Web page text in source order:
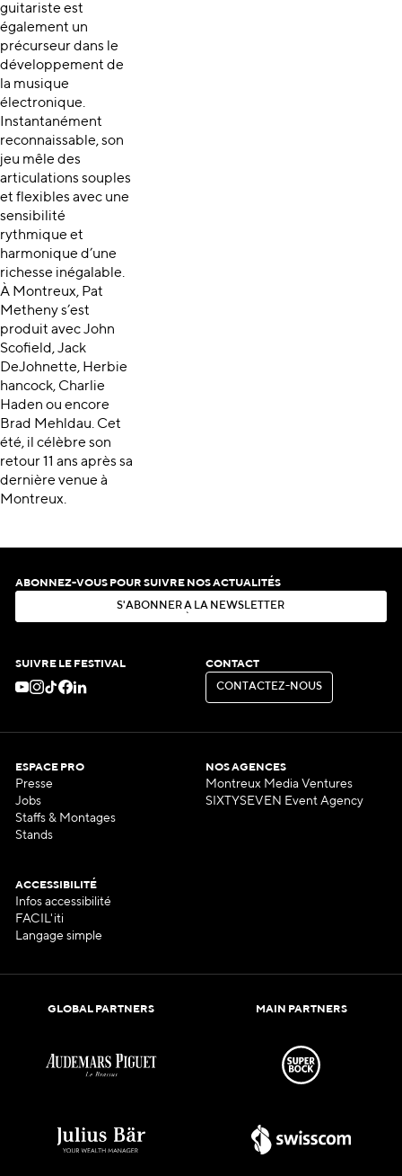
guitariste est
également un
précurseur dans le
développement de
la musique
électronique.
Instantanément
reconnaissable, son
jeu mêle des
articulations souples
et flexibles avec une
sensibilité
rythmique et
harmonique d’une
richesse inégalable.
À Montreux, Pat
Metheny s’est
produit avec John
Scofield, Jack
DeJohnette, Herbie
hancock, Charlie
Haden ou encore
Brad Mehldau. Cet
été, il célèbre son
retour 11 ans après sa
dernière venue à
Montreux.
ABONNEZ-VOUS POUR SUIVRE NOS ACTUALITÉS
S'ABON N ER À LA N EWSLE ER
SUIVRE LE FESTIVAL CONTACT
CON ACT EZ-N OUS
CONTACTEZ-NOUS
ESPACE PRO
Presse
Jobs
Staffs & Montages
Stands
NOS AGENCES
Montreux Media Ventures
SIXTYSEVEN Event Agency
ACCESSIBILITÉ
Infos accessibilité
FACIL'iti
Langage simple
GLOBAL PARTNERS MAIN PARTNERS